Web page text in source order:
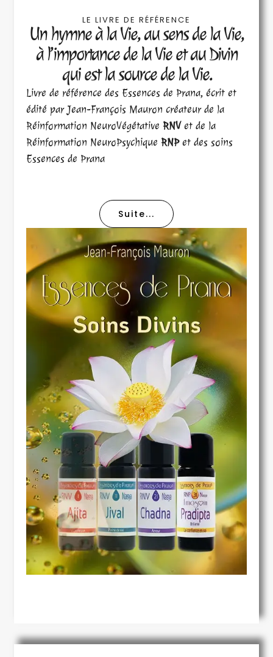
LE LIVRE DE RÉFÉRENCE
Un hymne à la Vie, au sens de la Vie,
à l’importance de la Vie et au Divin
qui est la source de la Vie.
Livre de référence des Essences de Prana, écrit et
édité par Jean-François Mauron créateur de la
Réinformation NeuroVégétative RNVet de la
Réinformation NeuroPsychique RNPet des soins
Essences de Prana
Suite...